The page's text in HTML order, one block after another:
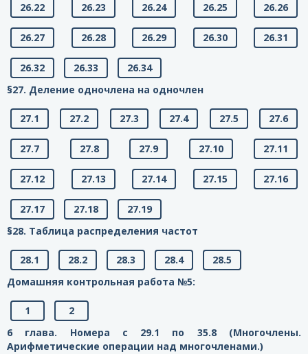
26.22 26.23 26.24 26.25 26.26
26.27 26.28 26.29 26.30 26.31
26.32 26.33
26.34
§27. Деление одночлена на одночлен
27.1 27.2 27.3 27.4 27.5 27.6
27.7 27.8 27.9 27.10 27.11
27.12 27.13 27.14 27.15 27.16
27.17 27.18
27.19
§28. Таблица распределения частот
28.1 28.2 28.3 28.4
28.5
Домашняя контрольная работа №5:
1
2
6 глава. Номера с 29.1 по 35.8 (Многочлены.
Арифметические операции над многочленами.)